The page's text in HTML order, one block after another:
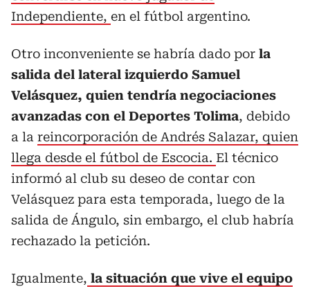
Independiente, en el fútbol argentino.
Otro inconveniente se habría dado por la
salida del lateral izquierdo Samuel
Velásquez, quien tendría negociaciones
avanzadas con el Deportes Tolima, debido
a la reincorporación de Andrés Salazar, quien
llega desde el fútbol de Escocia. El técnico
informó al club su deseo de contar con
Velásquez para esta temporada, luego de la
salida de Ángulo, sin embargo, el club habría
rechazado la petición.
Igualmente, la situación que vive el equipo